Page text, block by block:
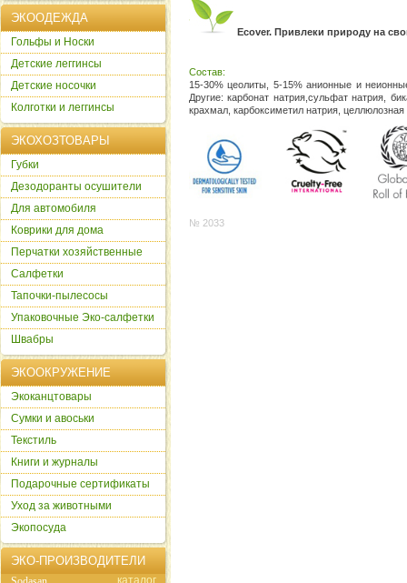
Ecover. Привлеки природу на
Состав:
15-30% цеолиты, 5-15% анионные и
Другие: карбонат натрия,сульфат натрия,
крахмал, карбоксиметил натрия,
№ 2033
ЭКООДЕЖДА
Гольфы и Носки
Детские леггинсы
Детские носочки
Колготки и леггинсы
ЭКОХОЗТОВАРЫ
Губки
Дезодоранты осушители
Для автомобиля
Коврики для дома
Перчатки хозяйственные
Салфетки
Тапочки-пылесосы
Упаковочные Эко-салфетки
Швабры
ЭКООКРУЖЕНИЕ
Экоканцтовары
Сумки и авоськи
Текстиль
Книги и журналы
Подарочные сертификаты
Уход за животными
Экопосуда
ЭКО-ПРОИЗВОДИТЕЛИ
каталог